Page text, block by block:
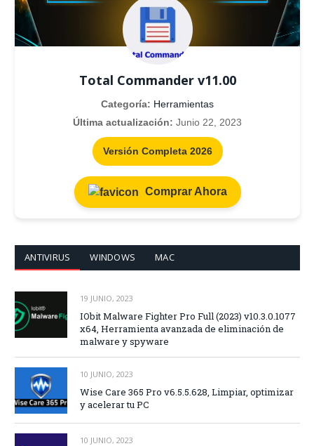
Total Commander v11.00
Categoría: Herramientas
Última actualización: Junio 22, 2023
Versión Completa 2026
Comprar Ahora
ANTIVIRUS WINDOWS MAC
19 JUNIO, 2023
IObit Malware Fighter Pro Full (2023) v10.3.0.1077
x64, Herramienta avanzada de eliminación de
malware y spyware
10 JUNIO, 2023
Wise Care 365 Pro v6.5.5.628, Limpiar, optimizar
y acelerar tu PC
10 JUNIO, 2023